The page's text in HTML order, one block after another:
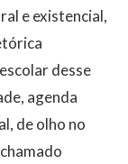
e existencial,
desse
agenda
de olho no